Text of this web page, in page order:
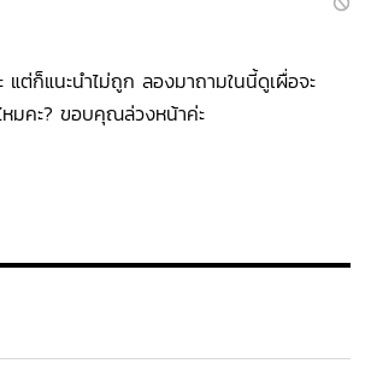
แต่ก็แนะนำไม่ถูก ลองมาถามในนี้ดูเผื่อจะ
หมคะ? ขอบคุณล่วงหน้าค่ะ